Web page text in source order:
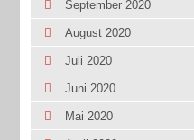
September 2020
August 2020
Juli 2020
Juni 2020
Mai 2020